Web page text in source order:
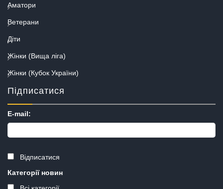
Аматори
Ветерани
Діти
Жінки (Вища ліга)
Жінки (Кубок України)
Підписатися
E-mail:
Відписатися
Категорії новин